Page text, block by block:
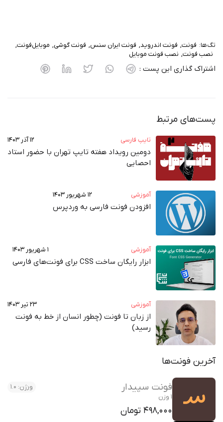
فونت فونت اندروید فونت ایران سنس فونت گوشی موبایل‌فونت
فونت نصب فونت موبایل
گذاری این پست :
مرتبط
تایپ فارسی
دومین رویداد هفته‌ تایپ تهران با حضور استاد
احصایی
آموزشی
افزودن فونت فارسی به وردپرس
آموزشی
ابزار رایگان ساخت CSS برای فونت‌های فارسی
آموزشی
از زبان تا فونت (چطور انسان از خط به فونت‌
رسید)
فونت‌ها
فونت سپیدار
ورژن: 1.0
498,000 تومان